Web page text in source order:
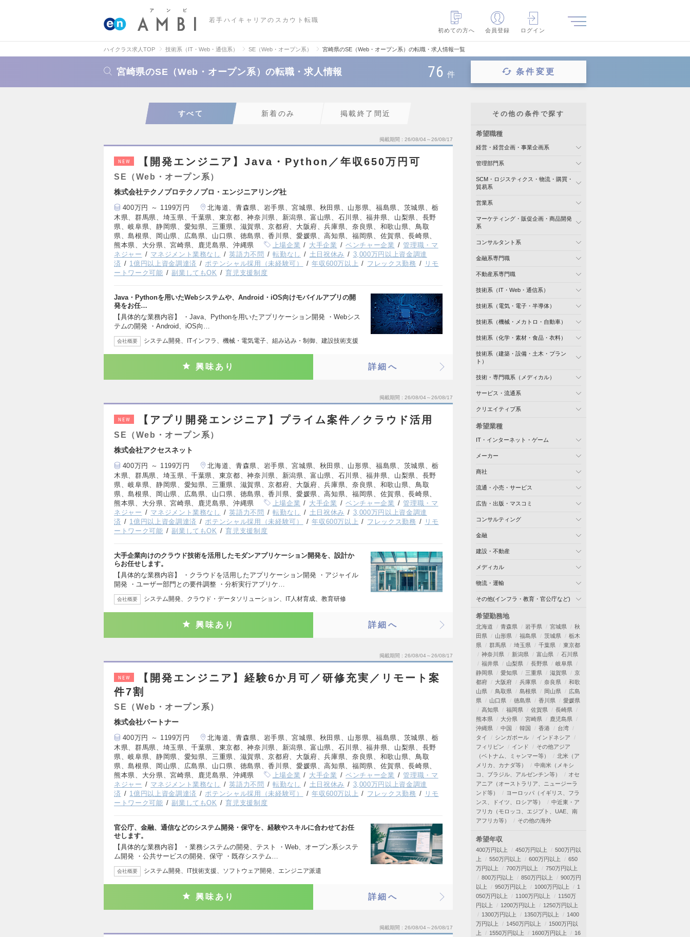
若手ハイキャリアのスカウト転職
初めての方へ
会員登録 ログイン
ハイクラス求人TOP 技術系（IT・Web・通信系） SE（Web・オープン系） 宮崎県のSE（Web・オープン系）の転職・求人情報一覧
宮崎県のSE（Web・オープン系）の転職・求人情報 76 件 条件変更
すべて 新着のみ 掲載終了間近
掲載期間 26/08/04～26/08/17
NEW 【開発エンジニア】Java・Python／年収650万円可
SE（Web・オープン系）
株式会社テクノプロテクノプロ・エンジニアリング社
400万円 ～ 1199万円
北海道、青森県、岩手県、宮城県、秋田県、山形県、福島県、茨城県、栃
木県、群馬県、埼玉県、千葉県、東京都、神奈川県、新潟県、富山県、石川県、福井県、山梨県、長野
県、岐阜県、静岡県、愛知県、三重県、滋賀県、京都府、大阪府、兵庫県、奈良県、和歌山県、鳥取
県、島根県、岡山県、広島県、山口県、徳島県、香川県、愛媛県、高知県、福岡県、佐賀県、長崎県、
熊本県、大分県、宮崎県、鹿児島県、沖縄県
上場企業 大手企業 ベンチャー企業
管理職・マ
ネジャー
マネジメント業務なし 英語力不問 転勤なし 土日祝休み
3,000万円以上資金調達
済
1億円以上資金調達済 ポテンシャル採用（未経験可） 年収600万以上 フレックス勤務
リモ
ートワーク可能
副業してもOK 育児支援制度
Java・Pythonを用いたWebシステムや、Android・iOS向けモバイルアプリの開
発をお任…
【具体的な業務内容】 ・Java、Pythonを用いたアプリケーション開発 ・Webシス
テムの開発 ・Android、iOS向…
会社概要 システム開発、ITインフラ、機械・電気電子、組み込み・制御、建設技術支援
興味あり 詳細へ
掲載期間 26/08/04～26/08/17
NEW 【アプリ開発エンジニア】プライム案件／クラウド活用
SE（Web・オープン系）
株式会社アクセスネット
400万円 ～ 1199万円
北海道、青森県、岩手県、宮城県、秋田県、山形県、福島県、茨城県、栃
木県、群馬県、埼玉県、千葉県、東京都、神奈川県、新潟県、富山県、石川県、福井県、山梨県、長野
県、岐阜県、静岡県、愛知県、三重県、滋賀県、京都府、大阪府、兵庫県、奈良県、和歌山県、鳥取
県、島根県、岡山県、広島県、山口県、徳島県、香川県、愛媛県、高知県、福岡県、佐賀県、長崎県、
熊本県、大分県、宮崎県、鹿児島県、沖縄県
上場企業 大手企業 ベンチャー企業
管理職・マ
ネジャー
マネジメント業務なし 英語力不問 転勤なし 土日祝休み
3,000万円以上資金調達
済
1億円以上資金調達済 ポテンシャル採用（未経験可） 年収600万以上 フレックス勤務
リモ
ートワーク可能
副業してもOK 育児支援制度
大手企業向けのクラウド技術を活用したモダンアプリケーション開発を、設計か
らお任せします。
【具体的な業務内容】 ・クラウドを活用したアプリケーション開発 ・アジャイル
開発 ・ユーザー部門との要件調整 ・分析実行アプリケ…
会社概要 システム開発、クラウド・データソリューション、IT人材育成、教育研修
興味あり 詳細へ
掲載期間 26/08/04～26/08/17
NEW
【開発エンジニア】経験6か月可／研修充実／リモート案
件7割
SE（Web・オープン系）
株式会社パートナー
400万円 ～ 1199万円
北海道、青森県、岩手県、宮城県、秋田県、山形県、福島県、茨城県、栃
木県、群馬県、埼玉県、千葉県、東京都、神奈川県、新潟県、富山県、石川県、福井県、山梨県、長野
県、岐阜県、静岡県、愛知県、三重県、滋賀県、京都府、大阪府、兵庫県、奈良県、和歌山県、鳥取
県、島根県、岡山県、広島県、山口県、徳島県、香川県、愛媛県、高知県、福岡県、佐賀県、長崎県、
熊本県、大分県、宮崎県、鹿児島県、沖縄県
上場企業 大手企業 ベンチャー企業
管理職・マ
ネジャー
マネジメント業務なし 英語力不問 転勤なし 土日祝休み
3,000万円以上資金調達
済
1億円以上資金調達済 ポテンシャル採用（未経験可） 年収600万以上 フレックス勤務
リモ
ートワーク可能
副業してもOK 育児支援制度
官公庁、金融、通信などのシステム開発・保守を、経験やスキルに合わせてお任
せします。
【具体的な業務内容】 ・業務システムの開発、テスト ・Web、オープン系システ
ム開発 ・公共サービスの開発、保守 ・既存システム…
会社概要 システム開発、IT技術支援、ソフトウェア開発、エンジニア派遣
興味あり 詳細へ
掲載期間 26/08/04～26/08/17
その他の条件で探す
希望職種
経営・経営企画・事業企画系
管理部門系
SCM・ロジスティクス・物流・購買・
貿易系
営業系
マーケティング・販促企画・商品開発
系
コンサルタント系
金融系専門職
不動産系専門職
技術系（IT・Web・通信系）
技術系（電気・電子・半導体）
技術系（機械・メカトロ・自動車）
技術系（化学・素材・食品・衣料）
技術系（建築・設備・土木・プラン
ト）
技術・専門職系（メディカル）
サービス・流通系
クリエイティブ系
希望業種
IT・インターネット・ゲーム
メーカー
商社
流通・小売・サービス
広告・出版・マスコミ
コンサルティング
金融
建設・不動産
メディカル
物流・運輸
その他(インフラ・教育・官公庁など)
希望勤務地
北海道 青森県 岩手県 宮城県
秋
田県
山形県 福島県 茨城県
栃木
県
群馬県 埼玉県 千葉県
東京都
神奈川県
新潟県 富山県
石川県
福井県
山梨県 長野県
岐阜県
静岡県
愛知県 三重県 滋賀県
京
都府
大阪府 兵庫県 奈良県
和歌
山県
鳥取県 島根県 岡山県
広島
県
山口県 徳島県 香川県
愛媛県
高知県
福岡県 佐賀県
長崎県
熊本県
大分県 宮崎県
鹿児島県
沖縄県
中国 韓国 香港
台湾
タイ
シンガポール
インドネシア
フィリピン
インド
その他アジア
（ベトナム、ミャンマー等）
北米（ア
メリカ、カナダ等）
中南米（メキシ
コ、ブラジル、アルゼンチン等）
オセ
アニア（オーストラリア、ニュージーラ
ンド等）
ヨーロッパ（イギリス、フラ
ンス、ドイツ、ロシア等）
中近東・ア
フリカ（モロッコ、エジプト、UAE、南
アフリカ等）
その他の海外
希望年収
400万円以上 450万円以上
500万円以
上
550万円以上 600万円以上
650
万円以上
700万円以上
750万円以上
800万円以上
850万円以上
900万円
以上
950万円以上 1000万円以上
1
050万円以上
1100万円以上
1150万
円以上
1200万円以上
1250万円以上
1300万円以上
1350万円以上
1400
万円以上
1450万円以上
1500万円以
上
1550万円以上 1600万円以上
16